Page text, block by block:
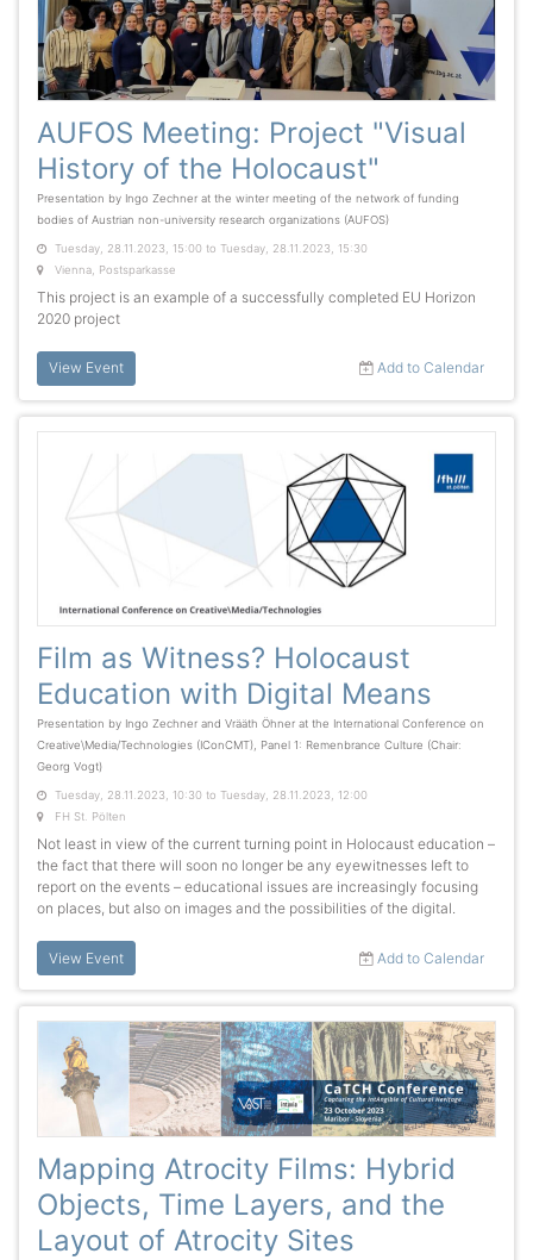
AUFOS Meeting: Project "Visual
History of the Holocaust"
Presentation by Ingo Zechner at the winter meeting of the network of funding
bodies of Austrian non-university research organizations (AUFOS)
Tuesday, 28.11.2023, 15:00 to Tuesday, 28.11.2023, 15:30
Vienna, Postsparkasse
This project is an example of a successfully completed EU Horizon
2020 project
View Event Add to Calendar
Film as Witness? Holocaust
Education with Digital Means
Presentation by Ingo Zechner and Vrääth Öhner at the International Conference on
Creative\Media/Technologies (IConCMT), Panel 1: Remenbrance Culture (Chair:
Georg Vogt)
Tuesday, 28.11.2023, 10:30 to Tuesday, 28.11.2023, 12:00
FH St. Pölten
Not least in view of the current turning point in Holocaust education –
the fact that there will soon no longer be any eyewitnesses left to
report on the events – educational issues are increasingly focusing
on places, but also on images and the possibilities of the digital.
View Event Add to Calendar
Mapping Atrocity Films: Hybrid
Objects, Time Layers, and the
Layout of Atrocity Sites